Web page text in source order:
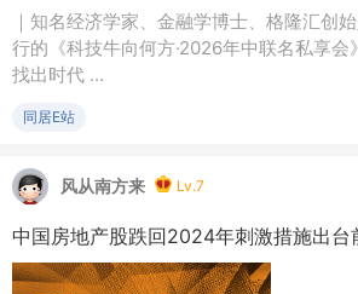
｜知名经济学家、金融学博士、格隆汇创
行的《科技牛向何方·2026年中联名私享会
找出时代 ...
同居E站
风从南方来 Lv.7
中国房地产股跌回2024年刺激措施出台